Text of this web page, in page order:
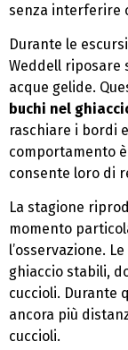
senza interferire
Durante le
Weddell riposare
acque gelide.
buchi nel
raschiare i bordi
comportamento
consente loro di
La stagione
momento
l’osservazione.
ghiaccio stabili,
cuccioli. Durante
ancora più
cuccioli.